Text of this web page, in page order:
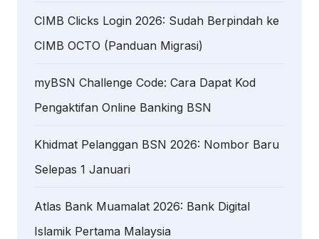
CIMB Clicks Login 2026: Sudah Berpindah ke
CIMB OCTO (Panduan Migrasi)
myBSN Challenge Code: Cara Dapat Kod
Pengaktifan Online Banking BSN
Khidmat Pelanggan BSN 2026: Nombor Baru
Selepas 1 Januari
Atlas Bank Muamalat 2026: Bank Digital
Islamik Pertama Malaysia